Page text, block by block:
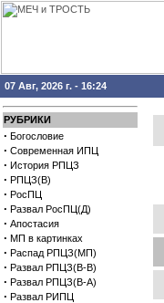
07 Авг, 2026 г. - 16:24
РУБРИКИ
· Богословие
· Современная ИПЦ
· История РПЦЗ
· РПЦЗ(В)
· РосПЦ
· Развал РосПЦ(Д)
· Апостасия
· МП в картинках
· Распад РПЦЗ(МП)
· Развал РПЦЗ(В-В)
· Развал РПЦЗ(В-А)
· Развал РИПЦ